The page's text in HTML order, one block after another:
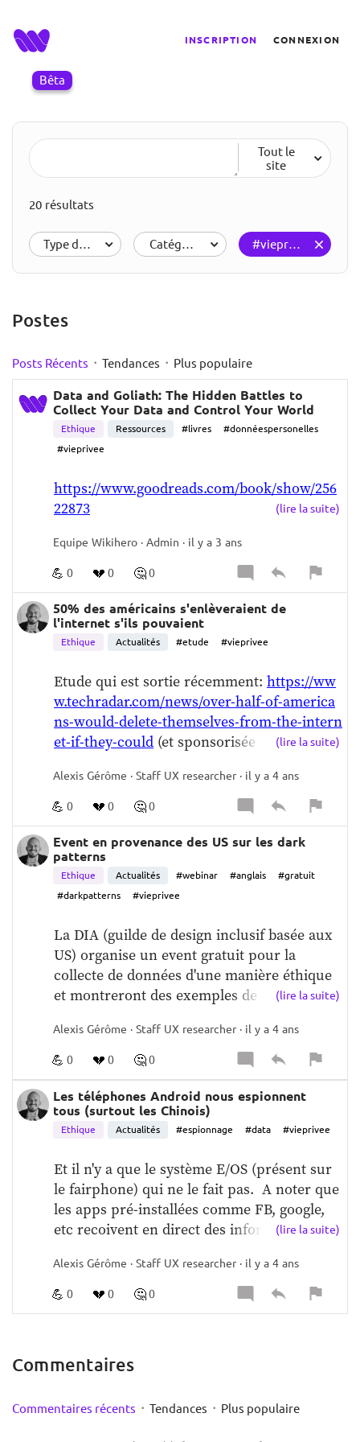
Bêta
INSCRIPTION CONNEXION
Tout le
site
20 résultats
Type de résultats Catégories #vieprivee
Postes
Posts Récents · Tendances · Plus populaire
Data and Goliath: The Hidden Battles to
Collect Your Data and Control Your World
Ethique Ressources #livres
#donnéespersonelles
#vieprivee
https://www.goodreads.com/book/show/256
22873
(lire la suite)
Equipe Wikihero · Admin · il y a 3 ans
💪 0 💔 0 🤔0
50% des américains s'enlèveraient de
l'internet s'ils pouvaient
Ethique Actualités #etude #vieprivee
Etude qui est sortie récemment: https://ww
w.techradar.com/news/over-half-of-america
ns-would-delete-themselves-from-the-intern
et-if-they-could (et sponsorisée par
la construction de l'étude et biais éventuels)
Néanmoins, je trouve que les findings de
l'étude sont intéressants car cela montre un
changement de perception de la part du
public sur les risques et traumatismes que
révéler notre vie en ligne peut avoir sur
notre estime de soi ou notre vie sociale.  Au
désir d'effacer nos moments les plus
honteux
(lire la suite)
Alexis Gérôme · Staff UX researcher · il y a 4 ans
💪 0 💔 0 🤔0
Event en provenance des US sur les dark
patterns
Ethique Actualités #webinar #anglais
#gratuit
#darkpatterns
#vieprivee
La DIA (guilde de design inclusif basée aux
US) organise un event gratuit pour la
collecte de données d'une manière éthique
et montreront des exemples de collectes de
28
  Je me suis inscris et espère avoir le
recording.
(lire la suite)
Alexis Gérôme · Staff UX researcher · il y a 4 ans
💪 0 💔 0 🤔0
Les téléphones Android nous espionnent
tous (surtout les Chinois)
Ethique Actualités #espionnage #data #vieprivee
Et il n'y a que le système E/OS (présent sur
le fairphone) qui ne le fait pas.  A noter que
les apps pré-installées comme FB, google,
etc recoivent en direct des informations sur
transmission de données minimes.   Je met
la conclusion du rapport:
"VII.
CONCLUSIONS We present an in-depth
/e/OS variants of Android. We find that, with
minimally configured and the handset is
(lire la suite)
Alexis Gérôme · Staff UX researcher · il y a 4 ans
💪 0 💔 0 🤔0
Commentaires
Commentaires récents · Tendances · Plus populaire